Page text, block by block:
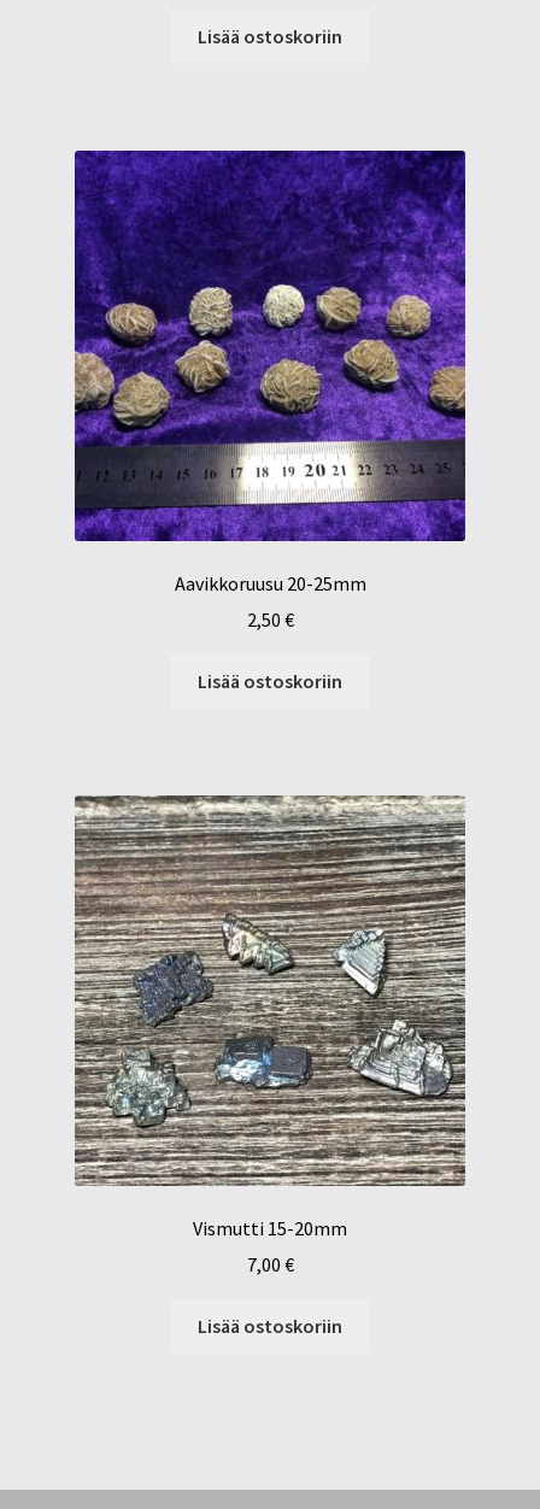
Lisää ostoskoriin
Aavikkoruusu 20-25mm
2,50 €
Lisää ostoskoriin
Vismutti 15-20mm
7,00 €
Lisää ostoskoriin